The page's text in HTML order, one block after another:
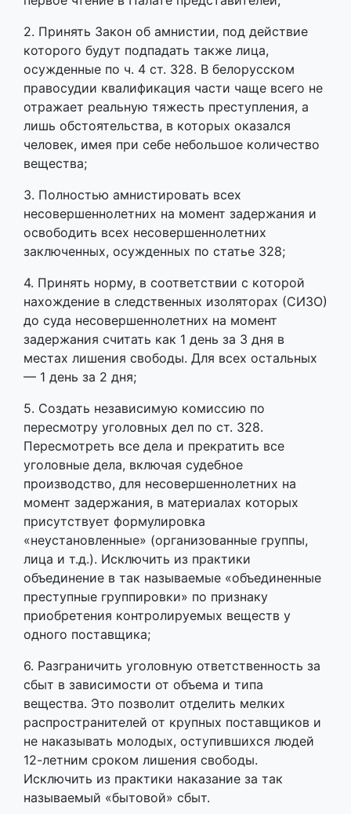
2. Принять Закон об амнистии, под действие
которого будут подпадать также лица,
осужденные по ч. 4 ст. 328. В белорусском
правосудии квалификация части чаще всего не
отражает реальную тяжесть преступления, а
лишь обстоятельства, в которых оказался
человек, имея при себе небольшое количество
вещества;
3. Полностью амнистировать всех
несовершеннолетних на момент задержания и
освободить всех несовершеннолетних
заключенных, осужденных по статье 328;
4. Принять норму, в соответствии с которой
нахождение в следственных изоляторах (СИЗО)
до суда несовершеннолетних на момент
задержания считать как 1 день за 3 дня в
местах лишения свободы. Для всех остальных
— 1 день за 2 дня;
5. Создать независимую комиссию по
пересмотру уголовных дел по ст. 328.
Пересмотреть все дела и прекратить все
уголовные дела, включая судебное
производство, для несовершеннолетних на
момент задержания, в материалах которых
присутствует формулировка
«неустановленные» (организованные группы,
лица и т.д.). Исключить из практики
объединение в так называемые «объединенные
преступные группировки» по признаку
приобретения контролируемых веществ у
одного поставщика;
6. Разграничить уголовную ответственность за
сбыт в зависимости от объема и типа
вещества. Это позволит отделить мелких
распространителей от крупных поставщиков и
не наказывать молодых, оступившихся людей
12-летним сроком лишения свободы.
Исключить из практики наказание за так
называемый «бытовой» сбыт.